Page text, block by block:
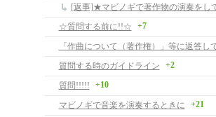
[返事]★マビノギで著作物の演奏をし
☆質問する前に!!☆
+7
質問する時のガイドライン +2
質問!!!!! +10
マビノギで音楽を演奏するときに +21